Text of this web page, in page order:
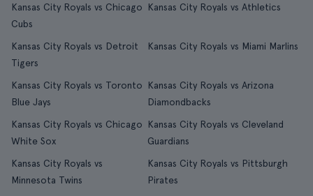
Kansas City Royals vs Chicago
Cubs
Kansas City Royals vs Athletics
Kansas City Royals vs Detroit
Tigers
Kansas City Royals vs Miami Marlins
Kansas City Royals vs Toronto
Blue Jays
Kansas City Royals vs Arizona
Diamondbacks
Kansas City Royals vs Chicago
White Sox
Kansas City Royals vs Cleveland
Guardians
Kansas City Royals vs
Minnesota Twins
Kansas City Royals vs Pittsburgh
Pirates